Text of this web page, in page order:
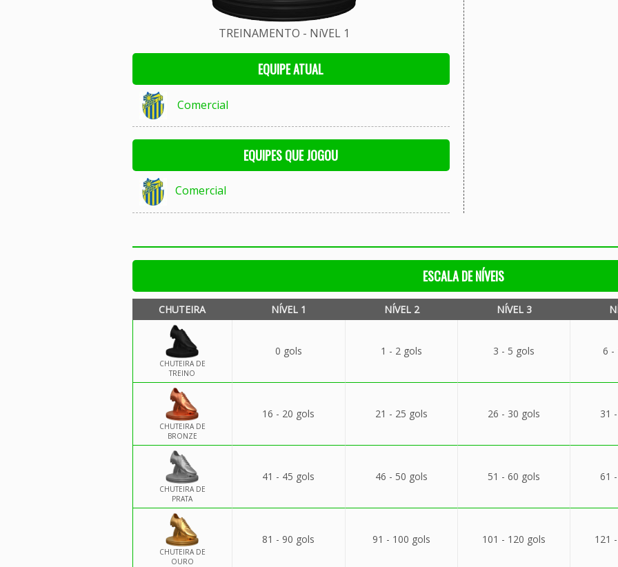
TREINAMENTO - NíVEL 1
EQUIPE ATUAL
Comercial
EQUIPES QUE JOGOU
Comercial
ESCALA DE NÍVEIS
CHUTEIRA NÍVEL 1 NÍVEL 2 NÍVEL 3
CHUTEIRA DE
TREINO
0 gols 1 - 2 gols 3 - 5 gols 6 -
CHUTEIRA DE
BRONZE
16 - 20 gols 21 - 25 gols 26 - 30 gols 31
CHUTEIRA DE
PRATA
41 - 45 gols 46 - 50 gols 51 - 60 gols 61
CHUTEIRA DE
OURO
81 - 90 gols 91 - 100 gols 101 - 120 gols 121